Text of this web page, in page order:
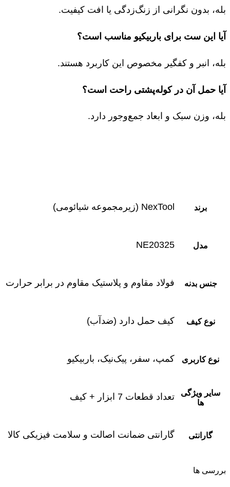
بله، بدون نگرانی از زنگ‌زدگی یا افت کیفیت.
آیا این ست برای باربیکیو مناسب است؟
بله، انبر و کفگیر مخصوص این کاربرد هستند.
آیا حمل آن در کوله‌پشتی راحت است؟
بله، وزن سبک و ابعاد جمع‌وجور دارد.
برند NexTool (زیرمجموعه شیائومی)
مدل NE20325
جنس بدنه فولاد مقاوم و پلاستیک مقاوم در برابر حرارت
نوع کیف کیف حمل دارد (ضدآب)
نوع کاربری کمپ، سفر، پیک‌نیک، باربیکیو
سایر ویژگی
ها
تعداد قطعات 7 ابزار + کیف
گارانتی گارانتی ضمانت اصالت و سلامت فیزیکی کالا
بررسی ها